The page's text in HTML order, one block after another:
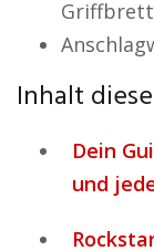
Griffbrett
Inhalt
Dein
und